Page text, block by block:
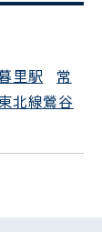
里駅
常
北線鶯谷